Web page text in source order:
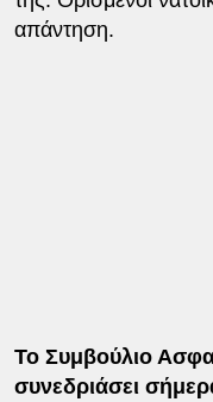
απάντηση.
Το Συμβούλιο
συνεδριάσει